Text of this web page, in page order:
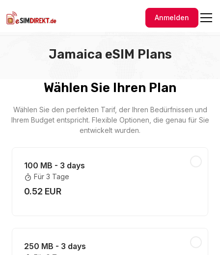
Anmelden
Jamaica eSIM Plans
Wählen Sie Ihren Plan
Wählen Sie den perfekten Tarif, der Ihren Bedürfnissen und
Ihrem Budget entspricht. Flexible Optionen, die genau für Sie
entwickelt wurden.
100 MB - 3 days
Für 3 Tage
0.52 EUR
250 MB - 3 days